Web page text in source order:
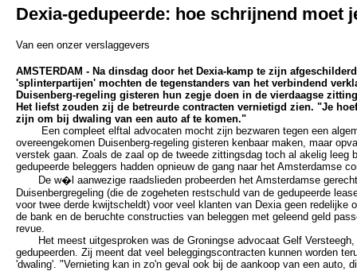
Dexia-gedupeerde: hoe schrijnend moet
Van een onzer verslaggevers
AMSTERDAM - Na dinsdag door het Dexia-kamp te zijn
'splinterpartijen' mochten de tegenstanders van het verbindend
Duisenberg-regeling gisteren hun zegje doen in de vierdaagse
Het liefst zouden zij de betreurde contracten vernietigd zien. "Je
zijn om bij dwaling van een auto af te komen."
Een compleet elftal advocaten mocht zijn bezwaren tegen een
overeengekomen Duisenberg-regeling gisteren kenbaar maken, maar
verstek gaan. Zoals de zaal op de tweede zittingsdag toch al akelig leeg
gedupeerde beleggers hadden opnieuw de gang naar het Amsterdamse
De w�l aanwezige raadslieden probeerden het Amsterdamse
Duisenbergregeling (die de zogeheten restschuld van de gedupeerde
voor twee derde kwijtscheldt) voor veel klanten van Dexia geen redelijke
de bank en de beruchte constructies van beleggen met geleend geld
revue.
Het meest uitgesproken was de Groningse advocaat Gelf Versteegh,
gedupeerden. Zij meent dat veel beleggingscontracten kunnen worden
'dwaling'. "Vernieting kan in zo'n geval ook bij de aankoop van een auto,